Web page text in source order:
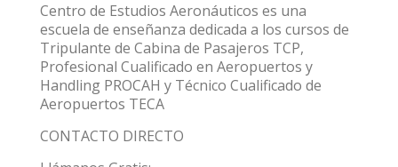
Centro de Estudios Aeronáuticos es una
escuela de enseñanza dedicada a los cursos de
Tripulante de Cabina de Pasajeros TCP,
Profesional Cualificado en Aeropuertos y
Handling PROCAH y Técnico Cualificado de
Aeropuertos TECA
CONTACTO DIRECTO